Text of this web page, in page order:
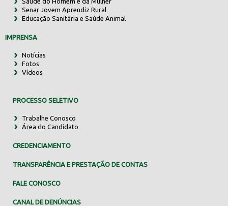
Senar Jovem Aprendiz Rural
Educação Sanitária e Saúde Animal
IMPRENSA
Notícias
Fotos
Vídeos
PROCESSO SELETIVO
Trabalhe Conosco
Área do Candidato
CREDENCIAMENTO
TRANSPARÊNCIA E PRESTAÇÃO DE CONTAS
FALE CONOSCO
CANAL DE DENÚNCIAS